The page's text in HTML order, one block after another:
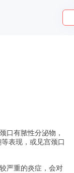
口有脓性分泌物，
表现，或见宫颈口
严重的炎症，会对